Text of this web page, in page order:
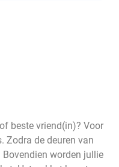
beste vriend(in)? Voor
Zodra de deuren van
worden jullie